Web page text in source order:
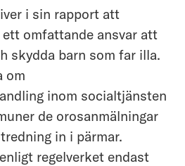
i sin rapport att
omfattande ansvar att
skydda barn som far illa.
om
inom socialtjänsten
de orosanmälningar
in i pärmar.
regelverket endast